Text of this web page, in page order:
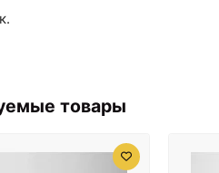
товары